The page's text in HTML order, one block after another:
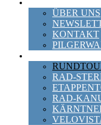
ÜBER UNS
KONTAKT
RAD-
RAD-
ENDLICH RAUS IN